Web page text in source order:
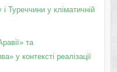
Туреччини у кліматичній
та
у контексті реалізації